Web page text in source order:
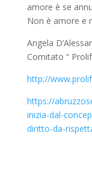
amore è se
Non è amore e
Angela
Comitato “
http://
https://
inizia-dal-
diritto-da-